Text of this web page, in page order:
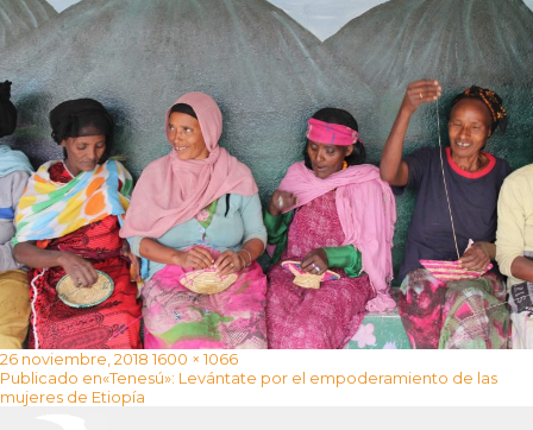
Publicado
el
26 noviembre, 2018 Tamaño
completo
1600 × 1066
Navegación
de
entradas
Publicado en«Tenesú»: Levántate por el empoderamiento de las
mujeres de Etiopía